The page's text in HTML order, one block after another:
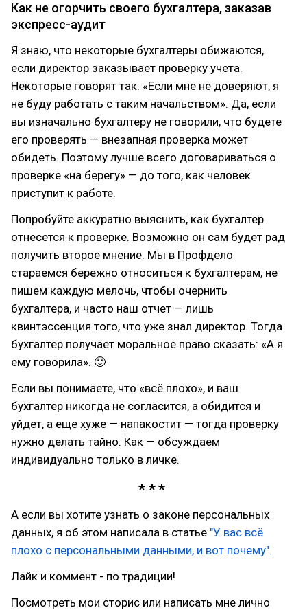
Как не огорчить своего бухгалтера, заказав
экспресс-аудит
Я знаю, что некоторые бухгалтеры обижаются,
если директор заказывает проверку учета.
Некоторые говорят так: «Если мне не доверяют, я
не буду работать с таким начальством». Да, если
вы изначально бухгалтеру не говорили, что будете
его проверять — внезапная проверка может
обидеть. Поэтому лучше всего договариваться о
проверке «на берегу» — до того, как человек
приступит к работе.
Попробуйте аккуратно выяснить, как бухгалтер
отнесется к проверке. Возможно он сам будет рад
получить второе мнение. Мы в Профдело
стараемся бережно относиться к бухгалтерам, не
пишем каждую мелочь, чтобы очернить
бухгалтера, и часто наш отчет — лишь
квинтэссенция того, что уже знал директор. Тогда
бухгалтер получает моральное право сказать: «А я
ему говорила». 🙂
Если вы понимаете, что «всё плохо», и ваш
бухгалтер никогда не согласится, а обидится и
уйдет, а еще хуже — напакостит — тогда проверку
нужно делать тайно. Как — обсуждаем
индивидуально только в личке.
А если вы хотите узнать о законе персональных
данных, я об этом написала в статье "У вас всё
плохо с персональными данными, и вот почему".
Лайк и коммент - по традиции!
Посмотреть мои сторис или написать мне лично